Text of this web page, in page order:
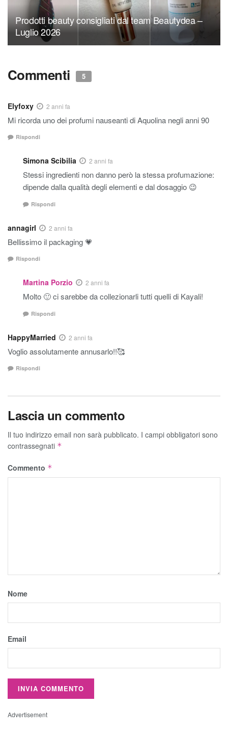
Prodotti beauty consigliati dal team Beautydea –
Luglio 2026
Commenti 5
Elyfoxy 2 anni fa
Mi ricorda uno dei profumi nauseanti di Aquolina negli anni 90
Rispondi
Simona Scibilia 2 anni fa
Stessi ingredienti non danno però la stessa profumazione:
dipende dalla qualità degli elementi e dal dosaggio 😉​
Rispondi
annagirl 2 anni fa
Bellissimo il packaging 💗
Rispondi
Martina Porzio 2 anni fa
Molto 🙂 ci sarebbe da collezionarli tutti quelli di Kayali!
Rispondi
HappyMarried 2 anni fa
Voglio assolutamente annusarlo!!🥰
Rispondi
Lascia un commento
Il tuo indirizzo email non sarà pubblicato. I campi obbligatori sono
contrassegnati *
Commento *
Nome
Email
Advertisement